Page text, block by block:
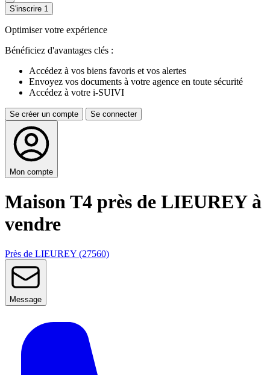
S'inscrire 1
Optimiser votre expérience
Bénéficiez d'avantages clés :
Accédez à vos biens favoris et vos alertes
Envoyez vos documents à votre agence en toute sécurité
Accédez à votre i-SUIVI
Se créer un compte Se connecter
Mon compte
Maison T4 près de LIEUREY à
vendre
Près de LIEUREY (27560)
Message